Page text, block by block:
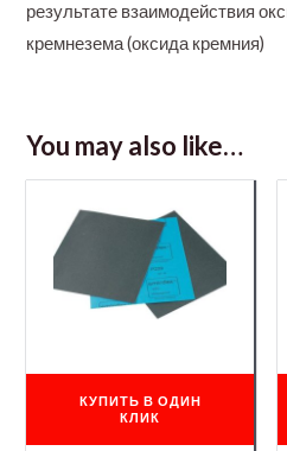
результате взаимодействия
кремнезема (оксида кремния)
You may also like…
КУПИТЬ В ОДИН
КЛИК